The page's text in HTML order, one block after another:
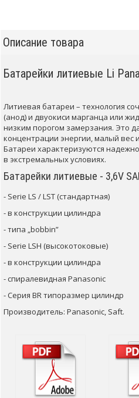
Описание товара
Батарейки литиевые Li
Литиевая батареи – технология
(анод) и двуокиси марганца или
низким порогом замерзания. Это
концентрации энергии, малый вес
Батареи характеризуются
в экстремальных условиях.
Батарейки литиевые - 3,6V
- Serie LS / LST (стандартная)
- в конструкции цилиндра
- типа „bobbin”
- Serie LSH (высокотоковые)
- в конструкции цилиндра
- спиралевидная Panasonic
- Серия BR типоразмер цилиндр
Производитель: Panasonic, Saft.